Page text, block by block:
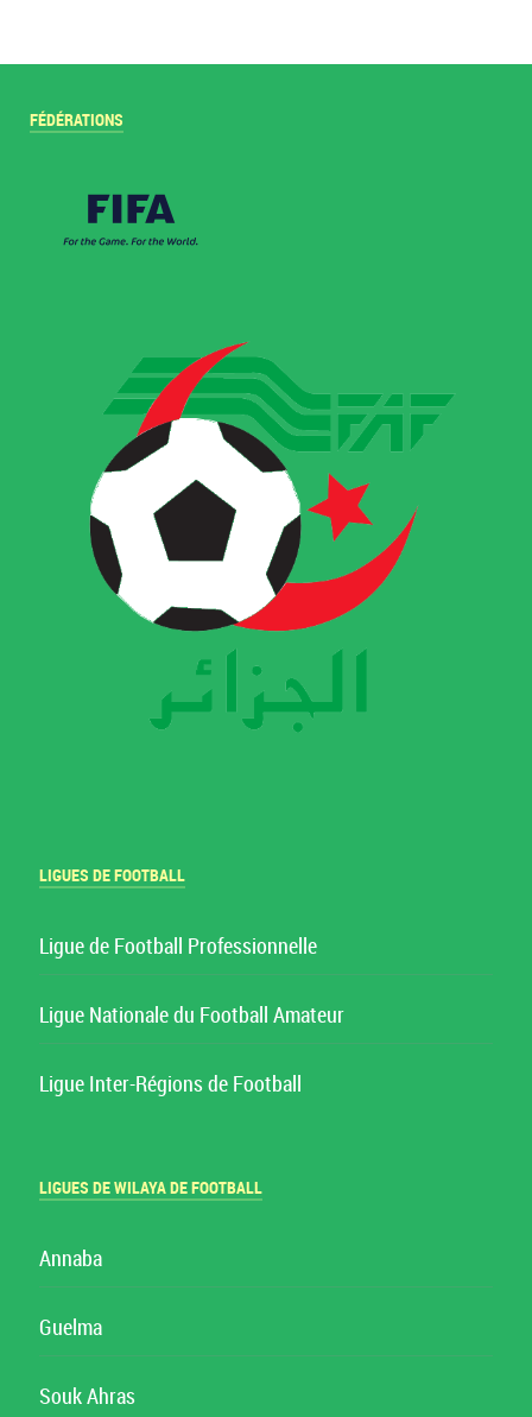
FÉDÉRATIONS
LIGUES DE FOOTBALL
Ligue de Football Professionnelle
Ligue Nationale du Football Amateur
Ligue Inter-Régions de Football
LIGUES DE WILAYA DE FOOTBALL
Annaba
Guelma
Souk Ahras